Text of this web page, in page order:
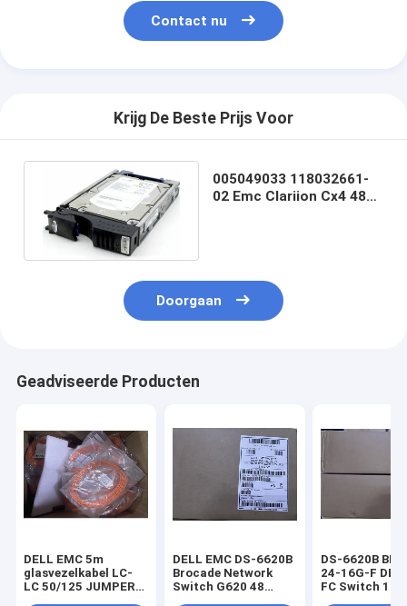
Contact nu
Krijg De Beste Prijs Voor
005049033 118032661-
02 Emc Clariion Cx4 480
Doorgaan
Geadviseerde Producten
DELL EMC 5m
glasvezelkabel LC-
LC 50/125 JUMPER
DELL EMC DS-6620B
Brocade Network
Switch G620 48
DS-6620B BR-
24-16G-F
FC Switch 16